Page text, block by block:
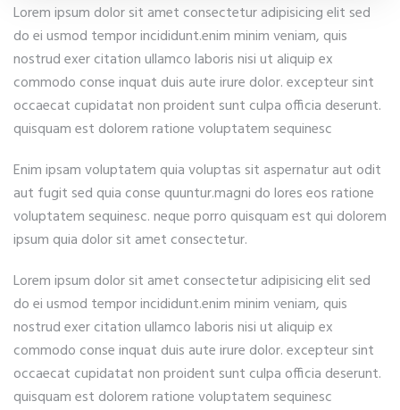
Lorem ipsum dolor sit amet consectetur adipisicing elit sed
do ei usmod tempor incididunt.enim minim veniam, quis
nostrud exer citation ullamco laboris nisi ut aliquip ex
commodo conse inquat duis aute irure dolor. excepteur sint
occaecat cupidatat non proident sunt culpa officia deserunt.
quisquam est dolorem ratione voluptatem sequinesc
Enim ipsam voluptatem quia voluptas sit aspernatur aut odit
aut fugit sed quia conse quuntur.magni do lores eos ratione
voluptatem sequinesc. neque porro quisquam est qui dolorem
ipsum quia dolor sit amet consectetur.
Lorem ipsum dolor sit amet consectetur adipisicing elit sed
do ei usmod tempor incididunt.enim minim veniam, quis
nostrud exer citation ullamco laboris nisi ut aliquip ex
commodo conse inquat duis aute irure dolor. excepteur sint
occaecat cupidatat non proident sunt culpa officia deserunt.
quisquam est dolorem ratione voluptatem sequinesc